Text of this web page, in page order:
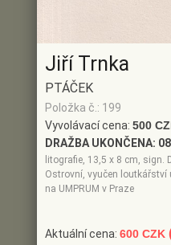
Jiří Trnka
PTÁČEK
Položka č.: 199
Vyvolávací cena: 500
DRAŽBA UKONČENA:
litografie, 13,5 x 8 cm, sign.
Ostrovní, vyučen loutkářství
na UMPRUM v Praze
Aktuální cena: 600 CZK